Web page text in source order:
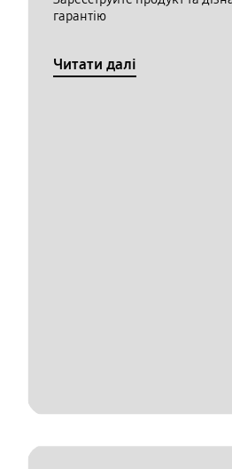
гарантію
Читати далі